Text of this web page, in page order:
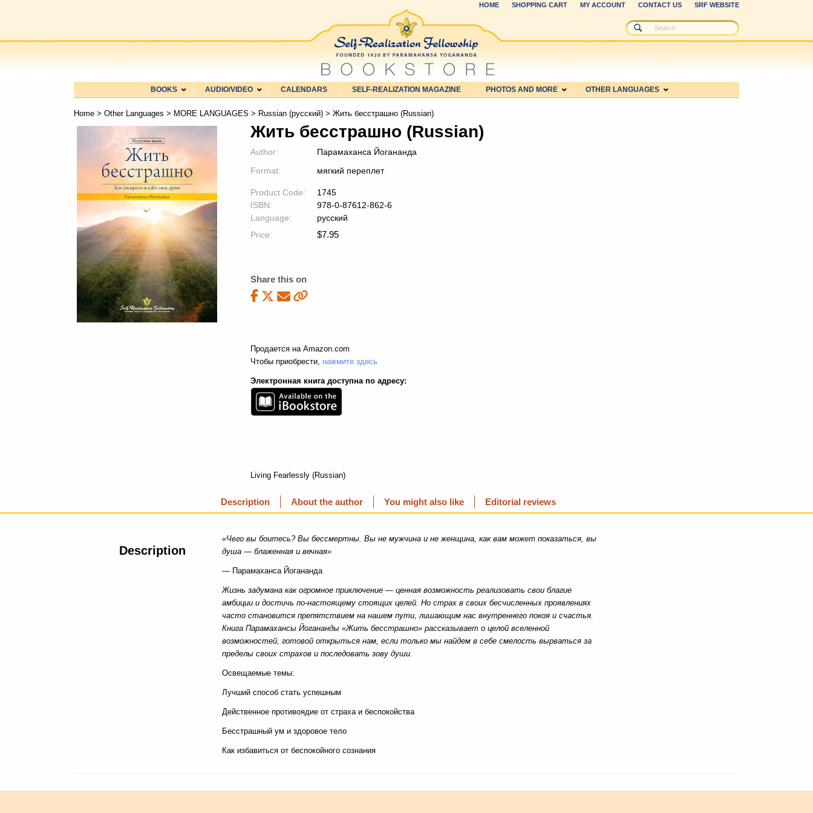
HOME SHOPPING CART MY ACCOUNT CONTACT US SRF WEBSITE
BOOKS AUDIO/VIDEO CALENDARS SELF-REALIZATION MAGAZINE PHOTOS AND MORE OTHER LANGUAGES
Home > Other Languages > MORE LANGUAGES > Russian (русский) > Жить бесстрашно (Russian)
Жить бесстрашно (Russian)
Author:
Парамаханса Йогананда
Format:
мягкий переплет
Product Code:
1745
ISBN:
978-0-87612-862-6
Language:
русский
Price:
$7.95
Share this on
Продается на Amazon.com
Чтобы приобрести, нажмите здесь
Электронная книга доступна по адресу:
Living Fearlessly (Russian)
Description About the author You might also like Editorial reviews
Description
«Чего вы боитесь? Вы бессмертны. Вы не мужчина и не женщина, как вам может показаться, вы
душа — блаженная и вечная»
— Парамаханса Йогананда
Жизнь задумана как огромное приключение — ценная возможность реализовать свои благие
амбиции и достичь по-настоящему стоящих целей. Но страх в своих бесчисленных проявлениях
часто становится препятствием на нашем пути, лишающим нас внутреннего покоя и счастья.
Книга Парамахансы Йогананды «Жить бесстрашно» рассказывает о целой вселенной
возможностей, готовой открыться нам, если только мы найдем в себе смелость вырваться за
пределы своих страхов и последовать зову души.
Освещаемые темы:
Лучший способ стать успешным
Действенное противоядие от страха и беспокойства
Бесстрашный ум и здоровое тело
Как избавиться от беспокойного сознания